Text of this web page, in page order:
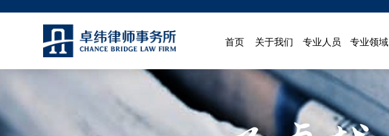
首页 关于我们 专业人员 专业领域